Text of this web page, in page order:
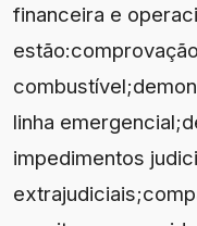
financeira e
linha
impedimentos